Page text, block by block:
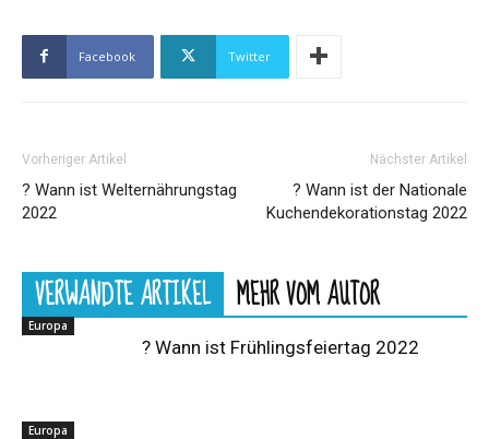
Facebook Twitter
Vorheriger Artikel
? Wann ist Welternährungstag
2022
Nächster Artikel
? Wann ist der Nationale
Kuchendekorationstag 2022
VERWANDTE ARTIKEL MEHR VOM AUTOR
Europa
? Wann ist Frühlingsfeiertag 2022
Europa